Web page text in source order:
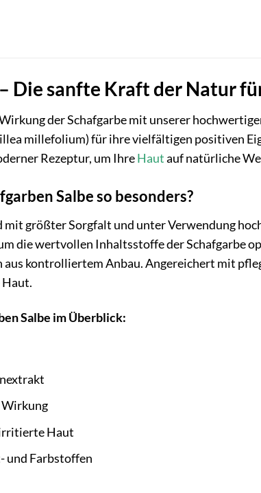
Die sanfte Kraft der Natur
der Schafgarbe mit unserer
millefolium) für ihre vielfältigen positiven
Rezeptur, um IhreHautauf natürliche
Salbe so besonders?
mit größter Sorgfalt und unter Verwendung
die wertvollen Inhaltsstoffe der Schafgarbe
aus kontrolliertem Anbau. Angereichert mit
Salbe im Überblick:
Wirkung
Haut
und Farbstoffen